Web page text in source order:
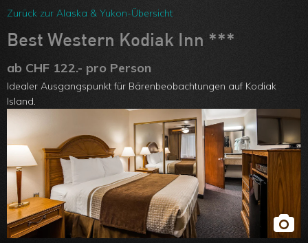
Team
Über uns
Feedbacks
Kontakt
ARVB
Kanada
Zurück zur Alaska & Yukon-Übersicht
Best Western Kodiak Inn ***
ab CHF 122.- pro Person
Idealer Ausgangspunkt für Bärenbeobachtungen auf Kodiak
Island.